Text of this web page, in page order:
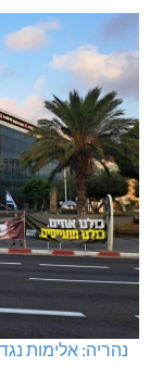
נהריה: אלימות